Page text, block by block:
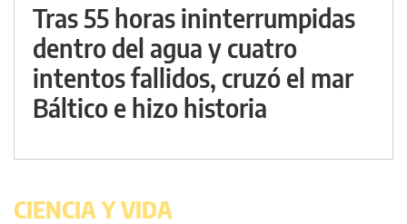
Tras 55 horas ininterrumpidas
dentro del agua y cuatro
intentos fallidos, cruzó el mar
Báltico e hizo historia
CIENCIA Y VIDA